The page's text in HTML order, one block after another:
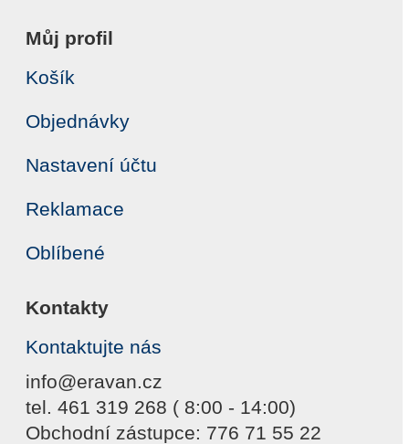
Můj profil
Košík
Objednávky
Nastavení účtu
Reklamace
Oblíbené
Kontakty
Kontaktujte nás
info@eravan.cz
tel. 461 319 268 ( 8:00 - 14:00)
Obchodní zástupce: 776 71 55 22